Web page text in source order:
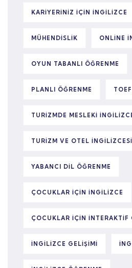
KARIYERINIZ IÇIN INGILIZCE
MÜHENDISLIK ONLINE
OYUN TABANLI ÖĞRENME
PLANLI ÖĞRENME
TURIZMDE MESLEKI
TURIZM VE OTEL INGILIZCESI
YABANCI DIL ÖĞRENME
ÇOCUKLAR IÇIN INGILIZCE
ÇOCUKLAR IÇIN INTERAKTIF
İNGILIZCE GELIŞIMI